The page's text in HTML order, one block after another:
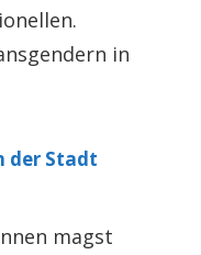
in
der Stadt
magst